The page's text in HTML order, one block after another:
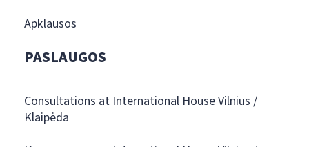
Apklausos
PASLAUGOS
Consultations at International House Vilnius /
Klaipėda